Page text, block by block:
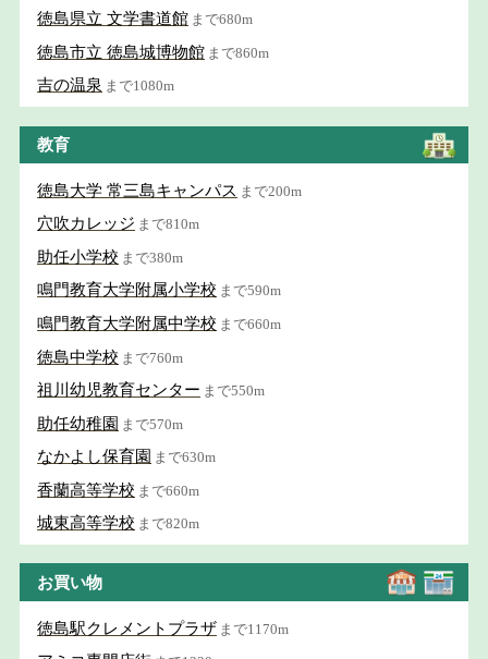
徳島県立 文学書道館 まで680m
徳島市立 徳島城博物館 まで860m
吉の温泉 まで1080m
教育
徳島大学 常三島キャンパス まで200m
穴吹カレッジ まで810m
助任小学校 まで380m
鳴門教育大学附属小学校 まで590m
鳴門教育大学附属中学校 まで660m
徳島中学校 まで760m
祖川幼児教育センター まで550m
助任幼稚園 まで570m
なかよし保育園 まで630m
香蘭高等学校 まで660m
城東高等学校 まで820m
お買い物
徳島駅クレメントプラザ まで1170m